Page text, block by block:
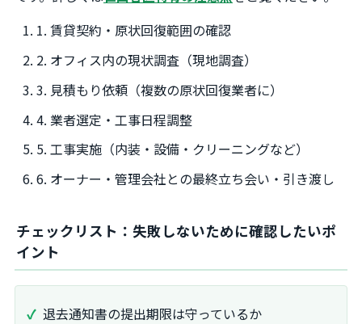
1. 賃貸契約・原状回復範囲の確認
2. オフィス内の現状調査（現地調査）
3. 見積もり依頼（複数の原状回復業者に）
4. 業者選定・工事日程調整
5. 工事実施（内装・設備・クリーニングなど）
6. オーナー・管理会社との最終立ち会い・引き渡し
チェックリスト：失敗しないために確認したいポ
イント
退去通知書の提出期限は守っているか